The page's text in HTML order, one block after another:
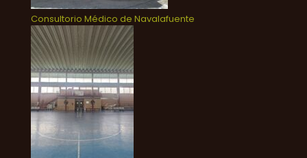
Consultorio Médico de Navalafuente